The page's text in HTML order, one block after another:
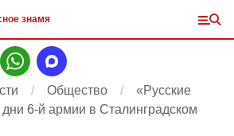
знамя
Общество
«Русские
6-й армии в Сталинградском